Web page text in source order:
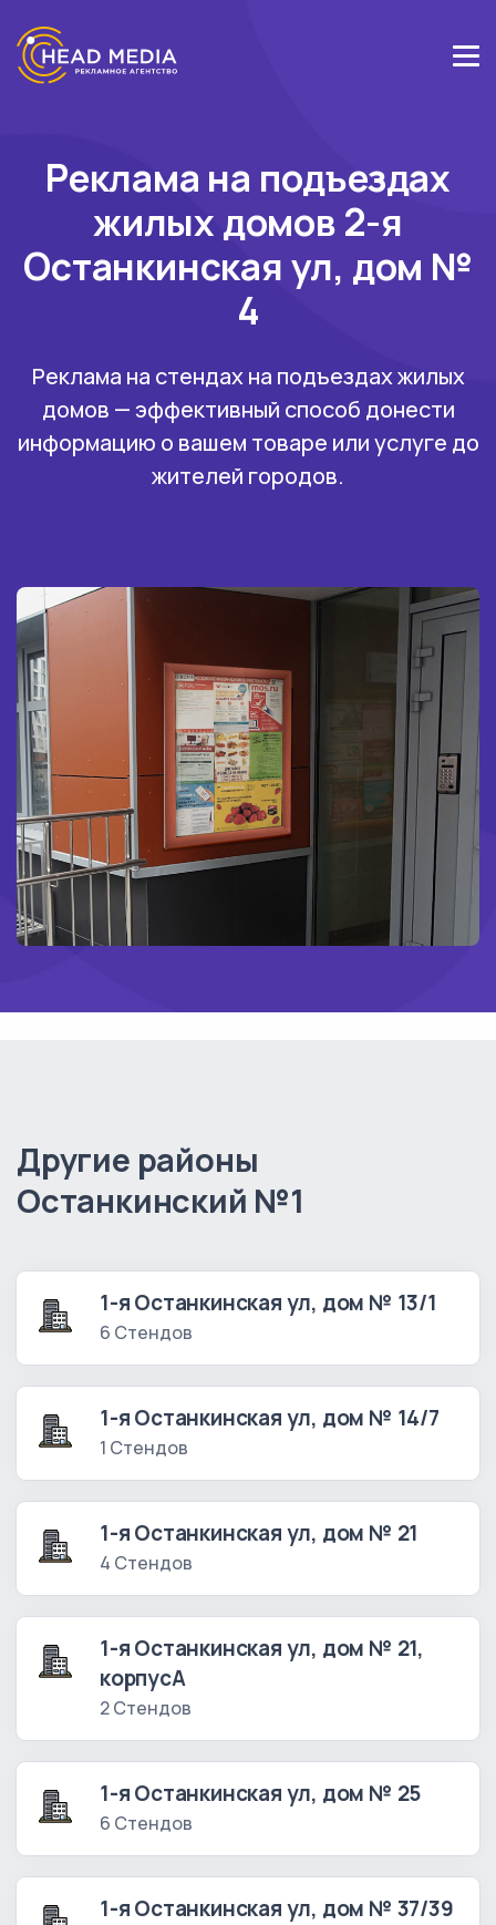
Реклама на подъездах
жилых домов 2-я
Останкинская ул, дом №
4
Реклама на стендах на подъездах жилых
домов — эффективный способ донести
информацию о вашем товаре или услуге до
жителей городов.
Другие районы
Останкинский №1
1-я Останкинская ул, дом № 13/1
6 Стендов
1-я Останкинская ул, дом № 14/7
1 Стендов
1-я Останкинская ул, дом № 21
4 Стендов
1-я Останкинская ул, дом № 21,
корпусА
2 Стендов
1-я Останкинская ул, дом № 25
6 Стендов
1-я Останкинская ул, дом № 37/39